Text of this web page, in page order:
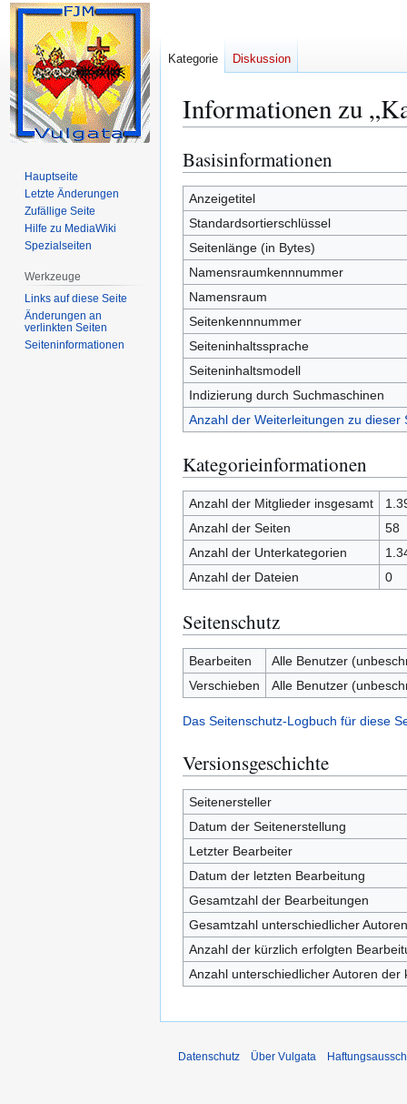
Informationen zu
Zur
Navigation
springen
Zur
Suche
springen
Basisinformationen
Anzeigetitel
Standardsortierschlüssel
Seitenlänge (in Bytes)
Namensraumkennnummer
Namensraum
Seitenkennnummer
Seiteninhaltssprache
Seiteninhaltsmodell
Indizierung durch Suchmaschinen
Anzahl der Weiterleitungen zu dieser
Kategorieinformationen
Anzahl der Mitglieder insgesamt
Anzahl der Seiten
58
Anzahl der Unterkategorien
Anzahl der Dateien
0
Seitenschutz
Bearbeiten
Alle Benutzer
Verschieben
Alle Benutzer
Das Seitenschutz-Logbuch für diese
Versionsgeschichte
Seitenersteller
Datum der Seitenerstellung
Letzter Bearbeiter
Datum der letzten Bearbeitung
Gesamtzahl der Bearbeitungen
Gesamtzahl unterschiedlicher Autoren
Anzahl der kürzlich erfolgten
Anzahl unterschiedlicher Autoren
Kategorie Diskussion
Hauptseite
Letzte Änderungen
Zufällige Seite
Hilfe zu MediaWiki
Spezialseiten
Werkzeuge
Links auf diese Seite
Änderungen an
verlinkten Seiten
Seiten­­informationen
Datenschutz Über Vulgata